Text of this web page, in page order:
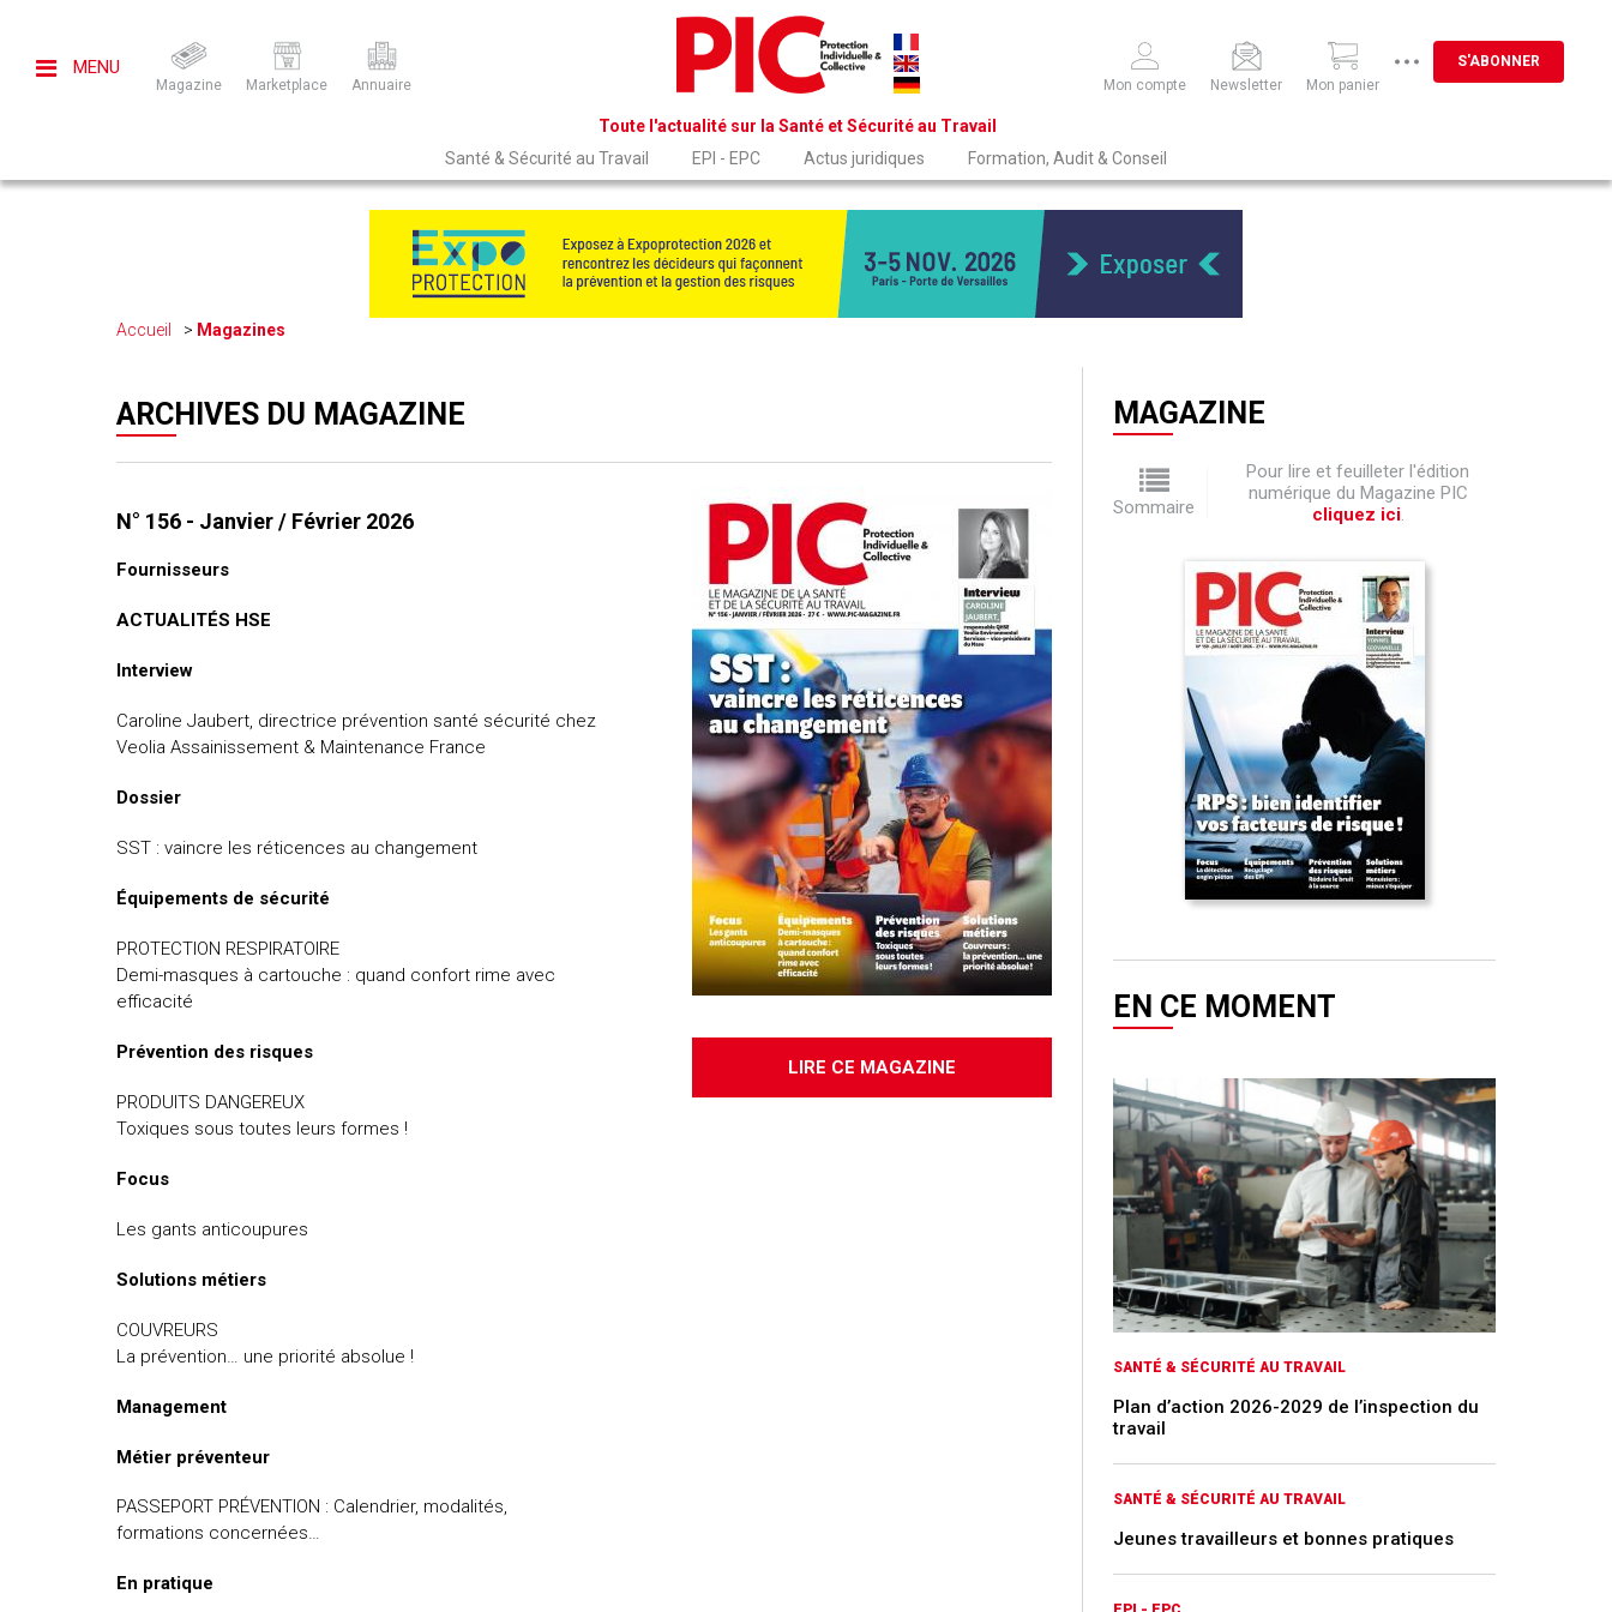
MENU
Magazine Marketplace Annuaire
Toute l'actualité sur la Santé et Sécurité au Travail
Mon compte Newsletter Mon panier
S'ABONNER
Santé & Sécurité au Travail EPI - EPC Actus juridiques Formation, Audit & Conseil
Accueil Magazines
ARCHIVES DU MAGAZINE
N° 156 - Janvier / Février 2026
Fournisseurs
ACTUALITÉS HSE
Interview
Caroline Jaubert, directrice prévention santé sécurité chez
Veolia Assainissement & Maintenance France
Dossier
SST : vaincre les réticences au changement
Équipements de sécurité
PROTECTION RESPIRATOIRE
Demi-masques à cartouche : quand confort rime avec
efficacité
Prévention des risques
PRODUITS DANGEREUX
Toxiques sous toutes leurs formes !
Focus
Les gants anticoupures
Solutions métiers
COUVREURS
La prévention… une priorité absolue !
Management
Métier préventeur
PASSEPORT PRÉVENTION : Calendrier, modalités,
formations concernées…
En pratique
LIRE CE MAGAZINE
MAGAZINE
Sommaire
Pour lire et feuilleter l'édition
numérique du Magazine PIC
cliquez ici.
EN CE MOMENT
SANTÉ & SÉCURITÉ AU TRAVAIL
Plan d’action 2026-2029 de l’inspection du
travail
SANTÉ & SÉCURITÉ AU TRAVAIL
Jeunes travailleurs et bonnes pratiques